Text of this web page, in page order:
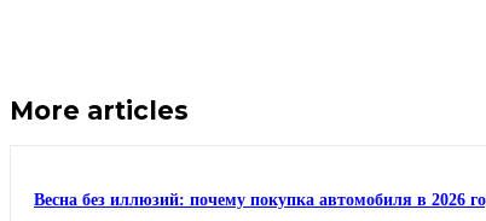
More articles
Весна без иллюзий: почему покупка автомобиля в 2026